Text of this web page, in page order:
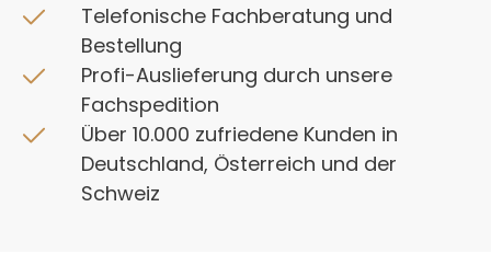
Telefonische Fachberatung und
Bestellung
Profi-Auslieferung durch unsere
Fachspedition
Über 10.000 zufriedene Kunden in
Deutschland, Österreich und der
Schweiz